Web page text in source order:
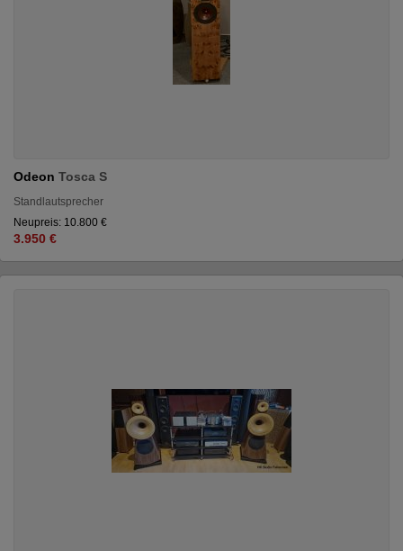
Odeon Tosca S
Standlautsprecher
Neupreis: 10.800 €
3.950 €